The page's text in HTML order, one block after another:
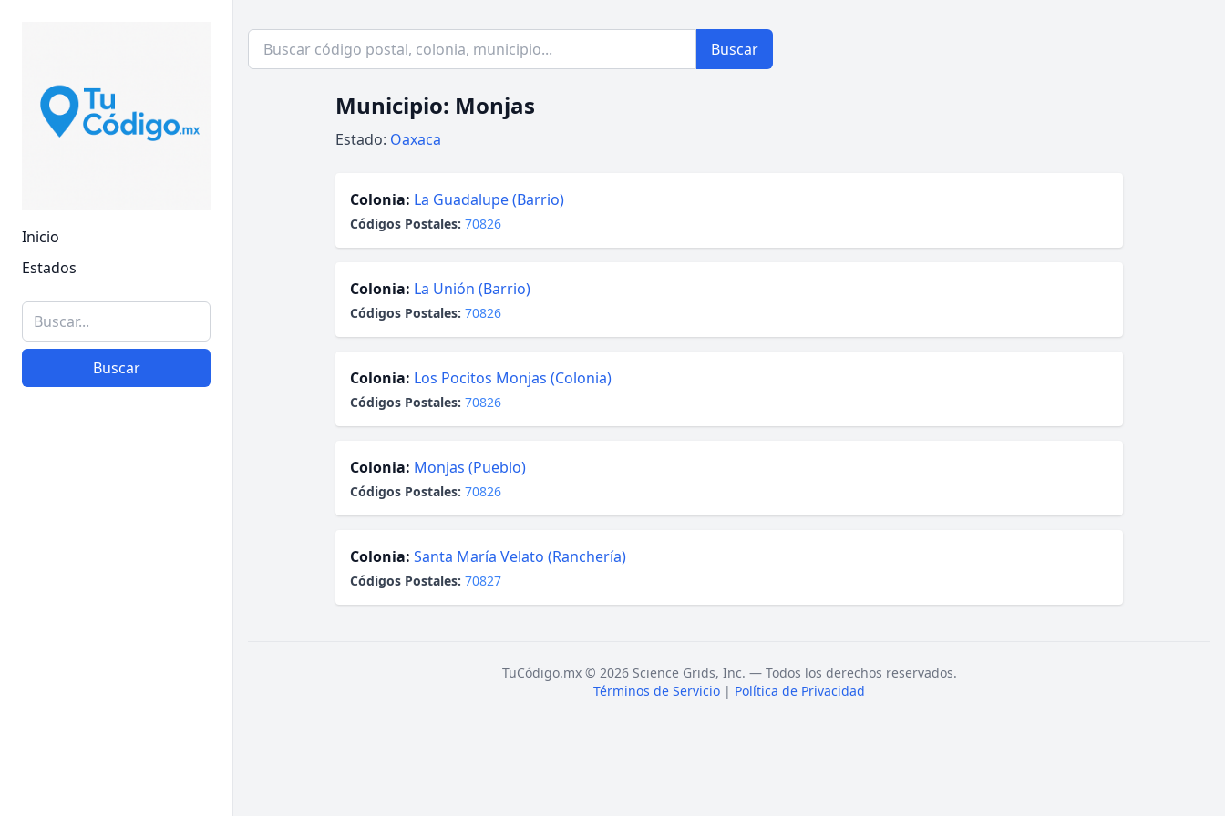
Inicio
Estados
Buscar
Buscar
Municipio: Monjas
Estado: Oaxaca
Colonia: La Guadalupe (Barrio)
Códigos Postales: 70826
Colonia: La Unión (Barrio)
Códigos Postales: 70826
Colonia: Los Pocitos Monjas (Colonia)
Códigos Postales: 70826
Colonia: Monjas (Pueblo)
Códigos Postales: 70826
Colonia: Santa María Velato (Ranchería)
Códigos Postales: 70827
TuCódigo.mx © 2026 Science Grids, Inc. — Todos los derechos reservados.
Términos de Servicio | Política de Privacidad